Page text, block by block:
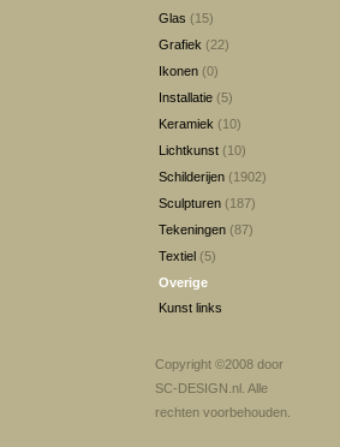
Glas (15)
Grafiek (22)
Ikonen (0)
Installatie (5)
Keramiek (10)
Lichtkunst (10)
Schilderijen (1902)
Sculpturen (187)
Tekeningen (87)
Textiel (5)
Overige
Kunst links
Copyright ©2008 door
SC-DESIGN.nl . Alle
rechten voorbehouden.